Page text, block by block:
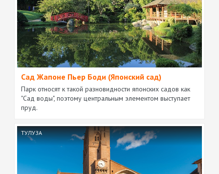
Сад Жапоне Пьер Боди (Японский сад)
Парк относят к такой разновидности японских садов как
"Сад воды", поэтому центральным элементом выступает
пруд.
ТУЛУЗА